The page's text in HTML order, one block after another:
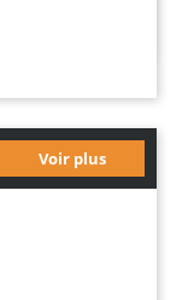
Voir plus